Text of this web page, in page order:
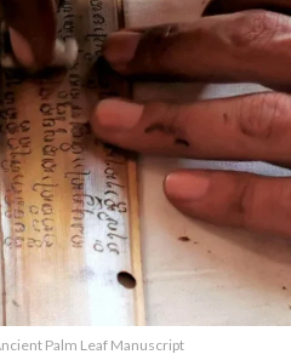
Palm Leaf Manuscript